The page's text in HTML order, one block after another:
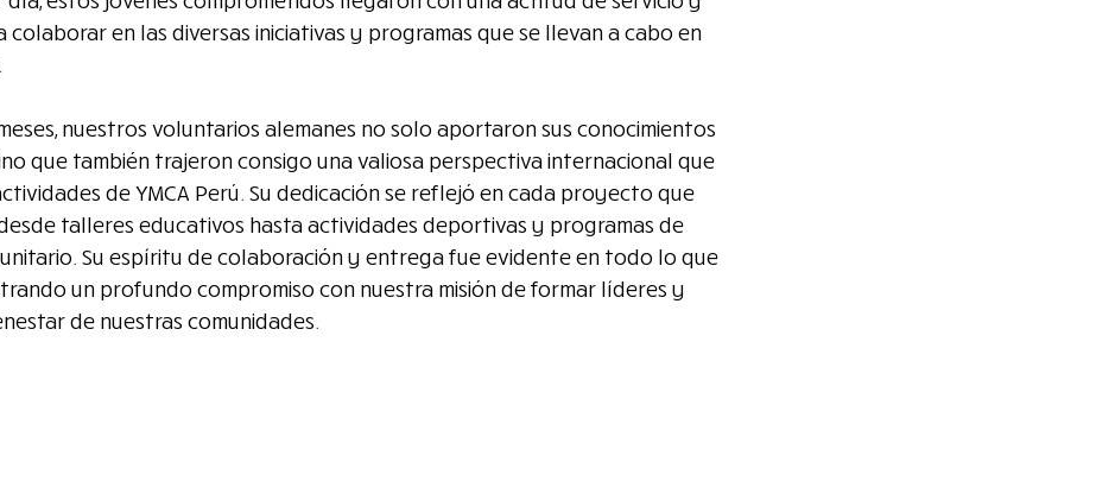
colaborar en las diversas iniciativas y programas que se llevan a cabo en
nuestros voluntarios alemanes no solo aportaron sus conocimientos
que también trajeron consigo una valiosa perspectiva internacional que
de YMCA Perú. Su dedicación se reflejó en cada proyecto que
talleres educativos hasta actividades deportivas y programas de
Su espíritu de colaboración y entrega fue evidente en todo lo que
un profundo compromiso con nuestra misión de formar líderes y
de nuestras comunidades.